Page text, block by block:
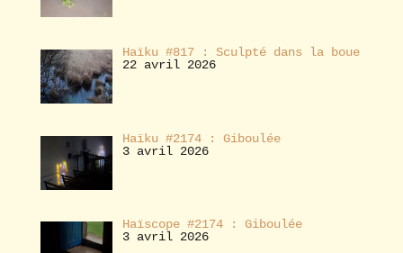
Haïku #817 : Sculpté dans la boue
22 avril 2026
Haïku #2174 : Giboulée
3 avril 2026
Haïscope #2174 : Giboulée
3 avril 2026